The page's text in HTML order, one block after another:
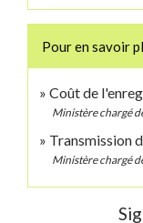
Pour en savoir
Coût de
Ministère chargé
Transmission
Ministère chargé